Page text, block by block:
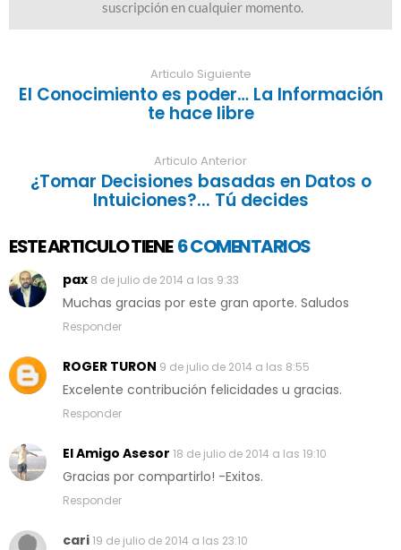
Articulo Siguiente
El Conocimiento es poder… La Información
te hace libre
Articulo Anterior
¿Tomar Decisiones basadas en Datos o
Intuiciones?... Tú decides
ESTE ARTICULO TIENE 6 COMENTARIOS
pax 8 de julio de 2014 a las 9:33
Muchas gracias por este gran aporte. Saludos
Responder
ROGER TURON 9 de julio de 2014 a las 8:55
Excelente contribución felicidades u gracias.
Responder
El Amigo Asesor 18 de julio de 2014 a las 19:10
Gracias por compartirlo! -Exitos.
Responder
cari19 de julio de 2014 a las 23:10